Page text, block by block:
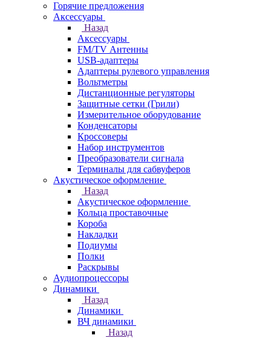
Горячие предложения
Аксессуары
Назад
Аксессуары
FM/TV Антенны
USB-адаптеры
Адаптеры рулевого управления
Вольтметры
Дистанционные регуляторы
Защитные сетки (Грили)
Измерительное оборудование
Конденсаторы
Кроссоверы
Набор инструментов
Преобразователи сигнала
Терминалы для сабвуферов
Акустическое оформление
Назад
Акустическое оформление
Кольца проставочные
Короба
Накладки
Подиумы
Полки
Раскрывы
Аудиопроцессоры
Динамики
Назад
Динамики
ВЧ динамики
Назад